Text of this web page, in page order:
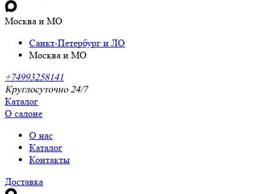
Москва и МО
Санкт-Петербург и ЛО
Москва и МО
+74993258141
Круглосуточно 24/7
Каталог
О салоне
О нас
Каталог
Контакты
Доставка